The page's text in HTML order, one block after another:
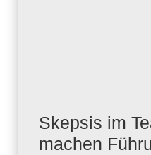
Skepsis im
machen